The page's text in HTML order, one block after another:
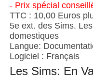
- Prix spécial
TTC : 10,00 Euros
5e ext. des Sims.
domestiques
Langue:
Logiciel : Français
Les Sims: En